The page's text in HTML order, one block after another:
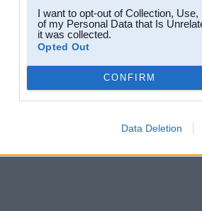
I want to opt-out of Collection,
of my Personal Data that Is
it was collected.
Opted Out
CONFIRM
Data Deletion